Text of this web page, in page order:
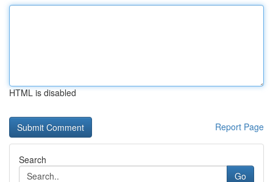
HTML is disabled
Report Page
Search
Go